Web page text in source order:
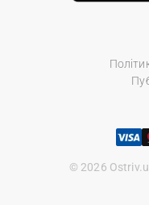
© 2026